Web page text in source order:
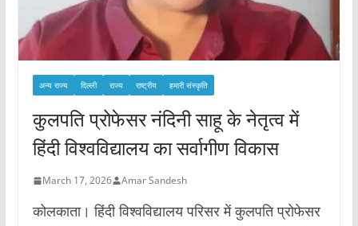
अन्य राज्य दिल्ली राज्य राष्ट्रीय हमारी संस्कृति
कुलपति प्रोफेसर नंदिनी साहू के नेतृत्व में
हिंदी विश्वविद्यालय का सर्वागीण विकास
March 17, 2026 Amar Sandesh
कोलकाता। हिंदी विश्वविद्यालय परिसर में कुलपति प्रोफेसर